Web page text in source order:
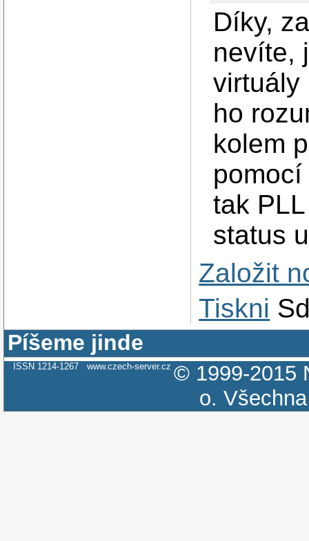
Díky,
nevíte,
virtuály
ho
kolem
tak
status
Založit
Tiskni
Píšeme jinde
ISSN 1214-1267 www.czech-server.cz © 1999-2015
o.